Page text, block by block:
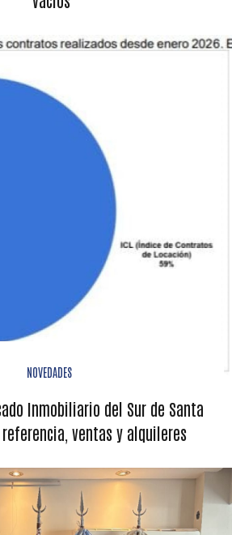
NOVEDADES
Inmobiliario del Sur de Santa
referencia, ventas y alquileres